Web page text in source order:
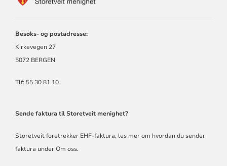
Besøks- og postadresse:
Kirkevegen 27
5072 BERGEN
Tlf: 55 30 81 10
Sende faktura til Storetveit menighet?
Storetveit foretrekker EHF-faktura, les mer om hvordan du sender
faktura under Om oss.